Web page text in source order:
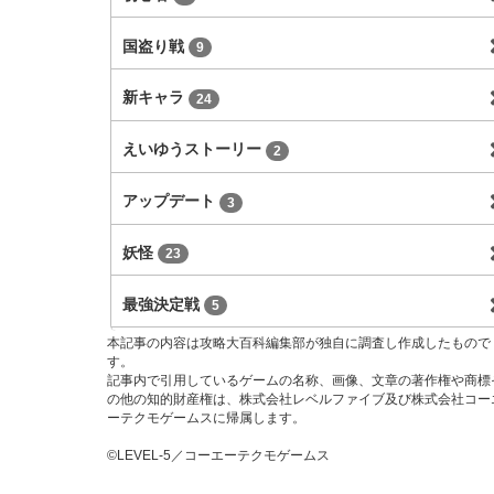
国盗り戦 9
新キャラ 24
えいゆうストーリー 2
アップデート 3
妖怪 23
最強決定戦 5
本記事の内容は攻略大百科編集部が独自に調査し作成したもので
す。
記事内で引用しているゲームの名称、画像、文章の著作権や商標
の他の知的財産権は、株式会社レベルファイブ及び株式会社コー
ーテクモゲームスに帰属します。
©LEVEL-5／コーエーテクモゲームス